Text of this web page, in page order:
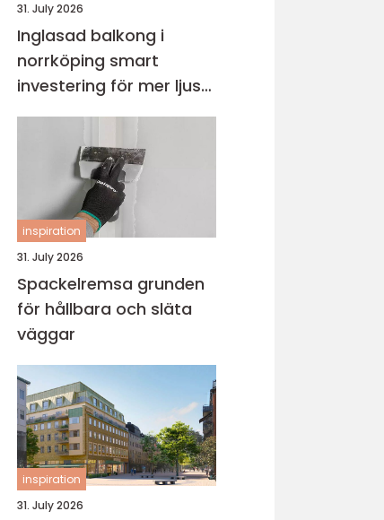
31. July 2026
Inglasad balkong i
norrköping smart
investering för mer ljus
och extra yta
inspiration
31. July 2026
Spackelremsa grunden
för hållbara och släta
väggar
inspiration
31. July 2026